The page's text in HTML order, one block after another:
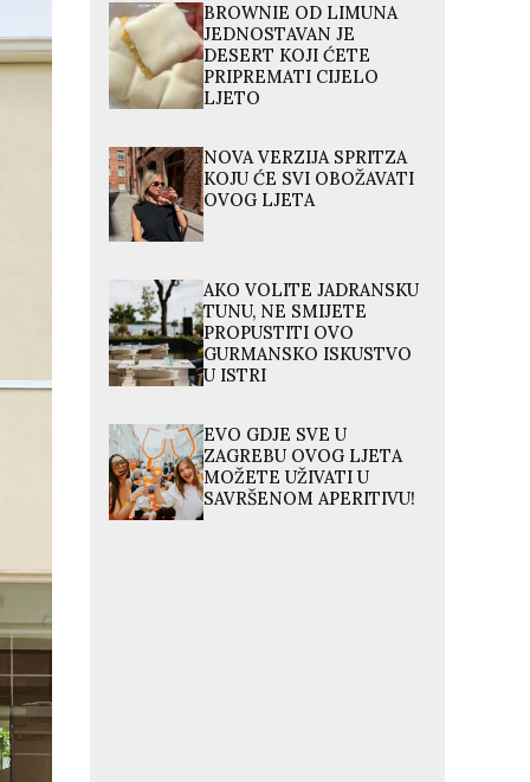
BROWNIE OD LIMUNA
JEDNOSTAVAN JE
DESERT KOJI ĆETE
PRIPREMATI CIJELO
LJETO
NOVA VERZIJA SPRITZA
KOJU ĆE SVI OBOŽAVATI
OVOG LJETA
AKO VOLITE JADRANSKU
TUNU, NE SMIJETE
PROPUSTITI OVO
GURMANSKO ISKUSTVO
U ISTRI
EVO GDJE SVE U
ZAGREBU OVOG LJETA
MOŽETE UŽIVATI U
SAVRŠENOM APERITIVU!